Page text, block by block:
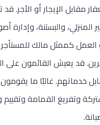
مقابل الإيجار أو الأجر.
المنزلي، والبستنة، وإدارة
العمل كممثل مالك
قد يعيش القائمون على
خدماتهم. غالبًا ما
وتفريغ القمامة